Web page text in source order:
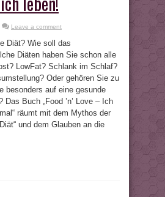
Leave a comment
Diät? Wie soll das
Diäten haben Sie schon alle
LowFat? Schlank im Schlaf?
Oder gehören Sie zu
besonders auf eine gesunde
Das Buch „Food ’n’ Love – Ich
räumt mit dem Mythos der
und dem Glauben an die